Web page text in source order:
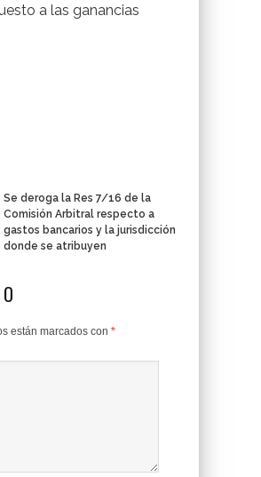
a las ganancias
Se deroga la Res 7/16 de la
Comisión Arbitral respecto a
gastos bancarios y la jurisdicción
donde se atribuyen
están marcados con *